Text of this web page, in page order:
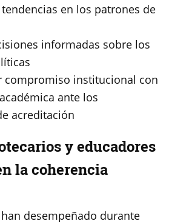
en los patrones de
informadas sobre los
compromiso institucional con
ante los
acreditación
y educadores
la coherencia
desempeñado durante